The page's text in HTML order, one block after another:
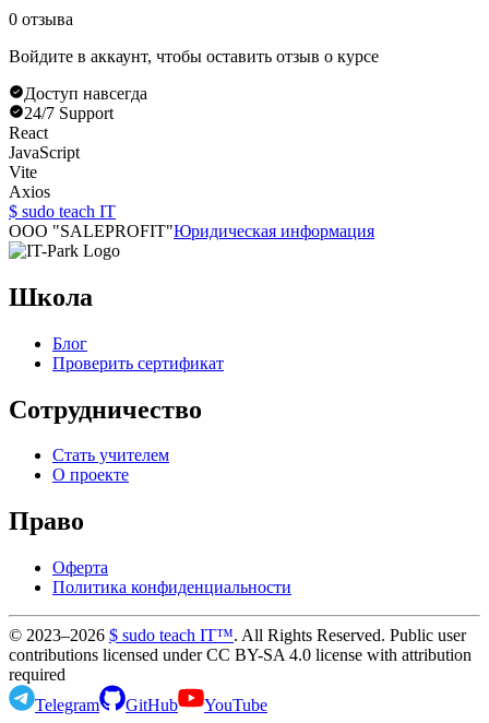
0 отзыва
Войдите в аккаунт, чтобы оставить отзыв о курсе
Доступ навсегда
24/7 Support
React
JavaScript
Vite
Axios
$ sudo teach IT
OOO "SALEPROFIT"Юридическая информация
Школа
Блог
Проверить сертификат
Сотрудничество
Стать учителем
О проекте
Право
Оферта
Политика конфиденциальности
© 2023–2026 $ sudo teach IT™. All Rights Reserved. Public user
contributions licensed under CC BY-SA 4.0 license with attribution
required
Telegram
GitHub YouTube